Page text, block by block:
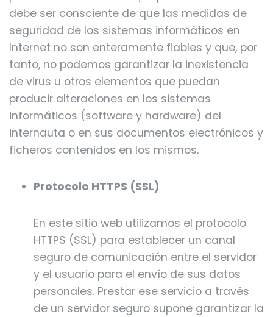
debe ser consciente de que las medidas de
seguridad de los sistemas informáticos en
Internet no son enteramente fiables y que, por
tanto, no podemos garantizar la inexistencia
de virus u otros elementos que puedan
producir alteraciones en los sistemas
informáticos (software y hardware) del
internauta o en sus documentos electrónicos y
ficheros contenidos en los mismos.
Protocolo HTTPS (SSL)
En este sitio web utilizamos el protocolo
HTTPS (SSL) para establecer un canal
seguro de comunicación entre el servidor
y el usuario para el envío de sus datos
personales. Prestar ese servicio a través
de un servidor seguro supone garantizar la